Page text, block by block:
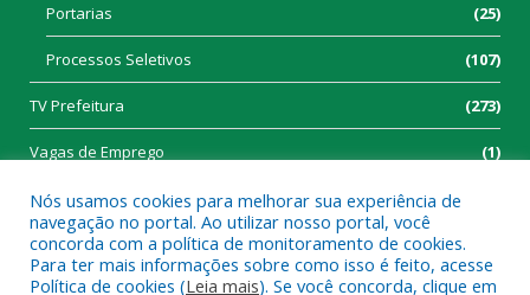
Portarias (25)
Processos Seletivos (107)
TV Prefeitura (273)
Vagas de Emprego (1)
Nós usamos cookies para melhorar sua experiência de
navegação no portal. Ao utilizar nosso portal, você
concorda com a política de monitoramento de cookies.
Para ter mais informações sobre como isso é feito, acesse
Política de cookies (Leia mais). Se você concorda, clique em